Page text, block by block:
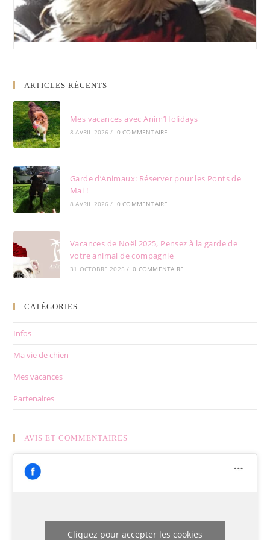
ARTICLES RÉCENTS
Mes vacances avec Anim’Holidays
8 AVRIL 2026 / 0 COMMENTAIRE
Garde d’Animaux: Réserver pour les Ponts de
Mai !
8 AVRIL 2026 / 0 COMMENTAIRE
Vacances de Noël 2025, Pensez à la garde de
votre animal de compagnie
31 OCTOBRE 2025 / 0 COMMENTAIRE
CATÉGORIES
Infos
Ma vie de chien
Mes vacances
Partenaires
AVIS ET COMMENTAIRES
Cliquez pour accepter les cookies